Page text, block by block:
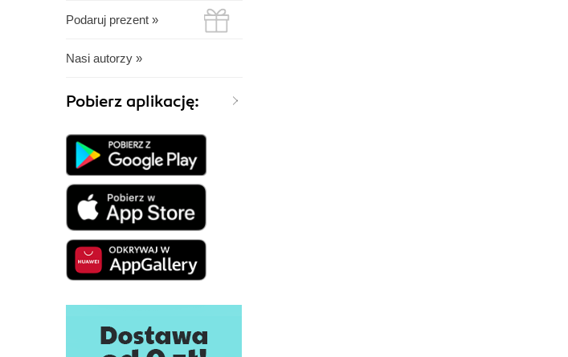
Podaruj prezent »
Nasi autorzy »
Pobierz aplikację: